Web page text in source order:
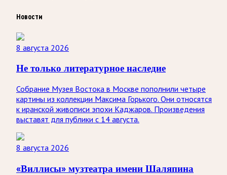
Новости
8 августа 2026
Не только литературное наследие
Собрание Музея Востока в Москве пополнили четыре
картины из коллекции Максима Горького. Они относятся
к иранской живописи эпохи Каджаров. Произведения
выставят для публики с 14 августа.
8 августа 2026
«Виллисы» музтеатра имени Шаляпина